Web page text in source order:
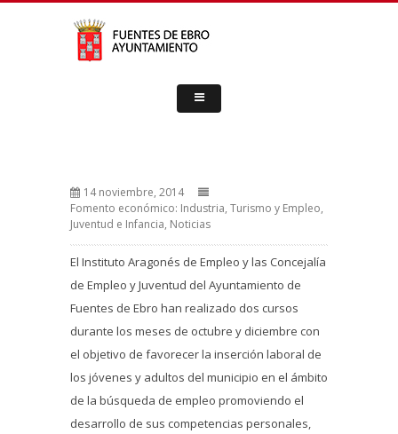
14 noviembre, 2014
Fomento económico: Industria, Turismo y Empleo,
Juventud e Infancia, Noticias
El Instituto Aragonés de Empleo y las Concejalía
de Empleo y Juventud del Ayuntamiento de
Fuentes de Ebro han realizado dos cursos
durante los meses de octubre y diciembre con
el objetivo de favorecer la inserción laboral de
los jóvenes y adultos del municipio en el ámbito
de la búsqueda de empleo promoviendo el
desarrollo de sus competencias personales,